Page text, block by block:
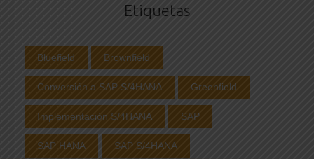
Etiquetas
Bluefield Brownfield
Conversión a SAP S/4HANA Greenfield
Implementación S/4HANA SAP
SAP HANA SAP S/4HANA